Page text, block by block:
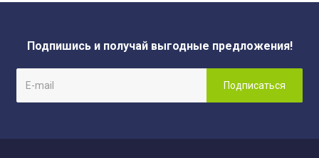
Подпишись и получай выгодные предложения!